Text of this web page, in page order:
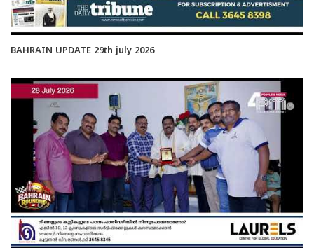
BAHRAIN UPDATE 29th july 2026